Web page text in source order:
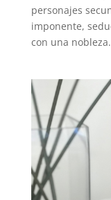
personajes
imponente,
con una